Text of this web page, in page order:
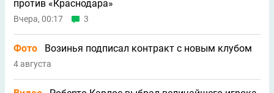
против «Краснодара»
Вчера, 00:17 3
Фото Возинья подписал контракт с новым клубом
4 августа